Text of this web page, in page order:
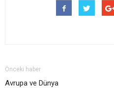
Önceki haber
Avrupa ve Dünya